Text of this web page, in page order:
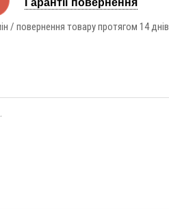
/ повернення товару протягом 14 днів